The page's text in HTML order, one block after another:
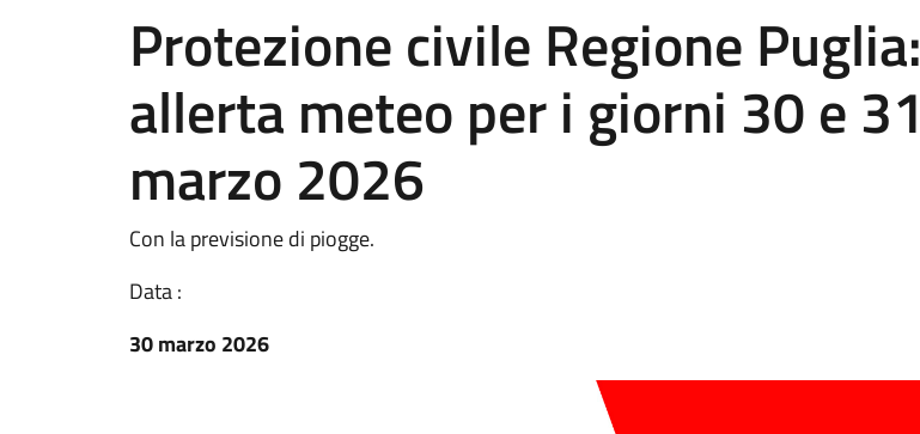
Protezione civile Regione Puglia:
allerta meteo per i giorni 30 e 31
marzo 2026
Con la previsione di piogge.
Data :
30 marzo 2026